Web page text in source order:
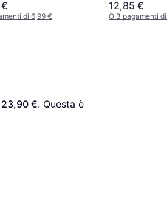
di 6,99 €
12,85 €
O 3 pagamenti
23,90 €. Questa è